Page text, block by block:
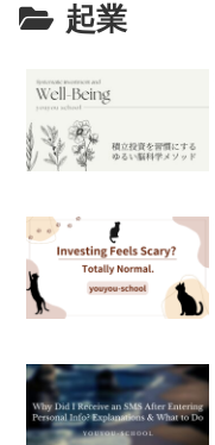
起業